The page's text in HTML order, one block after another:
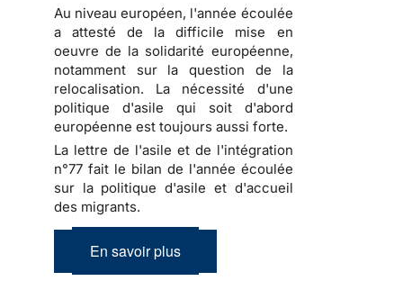
Au niveau européen, l'année écoulée
a attesté de la difficile mise en
oeuvre de la solidarité européenne,
notamment sur la question de la
relocalisation. La nécessité d'une
politique d'asile qui soit d'abord
européenne est toujours aussi forte.
La lettre de l'asile et de l'intégration
n°77 fait le bilan de l'année écoulée
sur la politique d'asile et d'accueil
des migrants.
En savoir plus